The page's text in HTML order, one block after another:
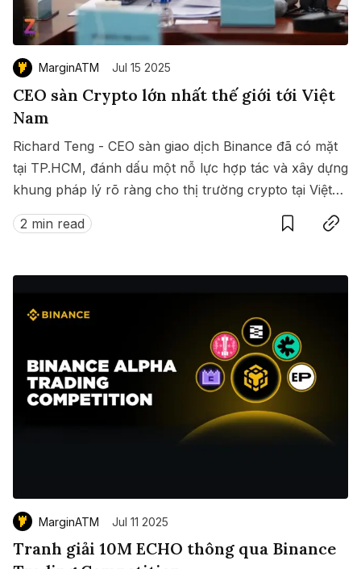
MarginATM Jul 15 2025
CEO sàn Crypto lớn nhất thế giới tới Việt
Nam
Richard Teng - CEO sàn giao dịch Binance đã có mặt
tại TP.HCM, đánh dấu một nỗ lực hợp tác và xây dựng
khung pháp lý rõ ràng cho thị trường crypto tại Việt
Nam.
2 min read
SaveCopy link
MarginATM Jul 11 2025
Tranh giải 10M ECHO thông qua Binance